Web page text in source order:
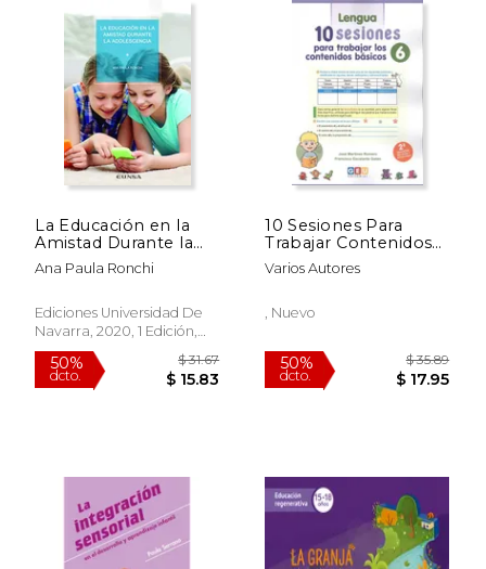
50%
dcto. $ 29.46
50%
dcto.
La Educación en la
Amistad Durante la
Adolescencia
(Cuadernos y
Especializados.
Instituto de Ciencias
Ana Paula Ronchi
Ediciones Universidad De
Navarra, 2020, 1 Edición,
Tapa Blanda, Nuevo
10 Sesiones Para
Trabajar Contenidos
Basicos 6
Varios Autores
, Nuevo